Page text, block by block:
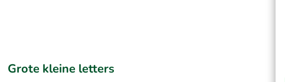
Grote kleine letters